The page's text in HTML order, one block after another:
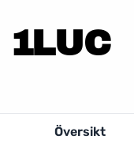
1LUC
Översikt